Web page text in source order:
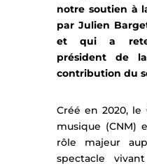
notre soutien à
par Julien
et qui a
président de
contribution du
Créé en 2020,
musique (CNM)
rôle majeur
spectacle